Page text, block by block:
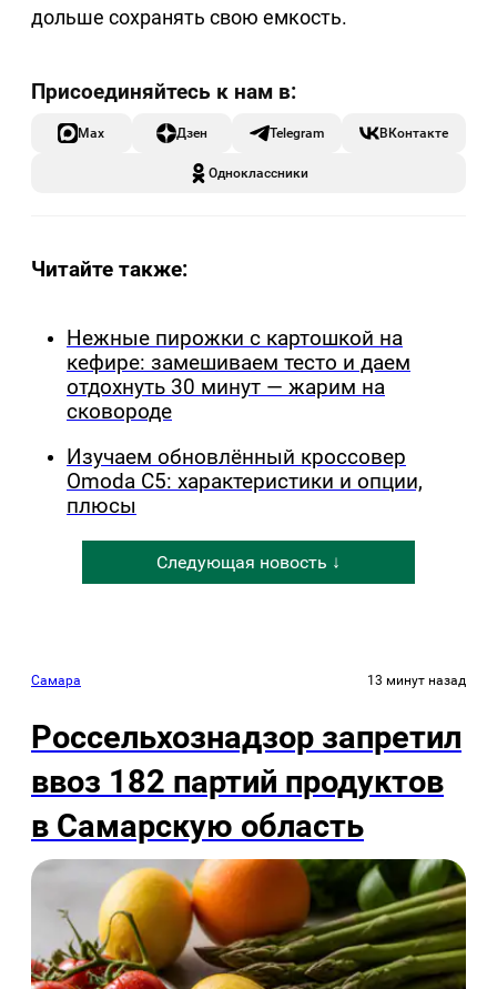
дольше сохранять свою емкость.
Max Дзен Telegram ВКонтакте
Одноклассники
Читайте также:
Нежные пирожки с картошкой на
кефире: замешиваем тесто и даем
отдохнуть 30 минут — жарим на
сковороде
Изучаем обновлённый кроссовер
Omoda C5: характеристики и опции,
плюсы
Следующая новость ↓
Самара 13 минут назад
Россельхознадзор запретил
ввоз 182 партий продуктов
в Самарскую область